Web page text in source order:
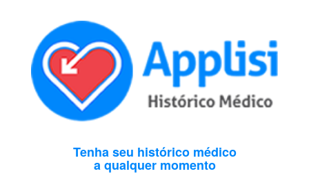
Tenha seu histórico médico
a qualquer momento